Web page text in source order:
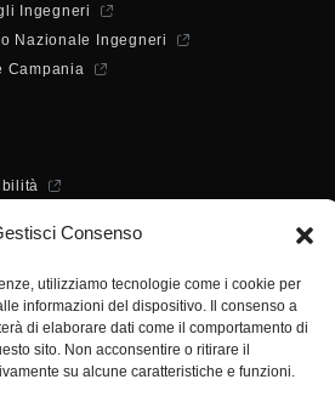
Consenso
utilizziamo tecnologie come i cookie per
informazioni del dispositivo. Il consenso a
di elaborare dati come il comportamento di
sito. Non acconsentire o ritirare il
su alcune caratteristiche e funzioni.
Ingegneri
Nazionale Ingegneri
Campania